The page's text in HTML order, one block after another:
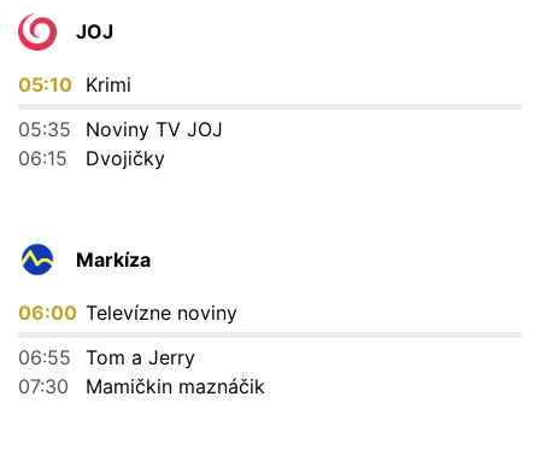
JOJ
05:10 Krimi
05:35
Noviny TV JOJ
06:15
Dvojičky
Markíza
06:00 Televízne noviny
06:55
Tom a Jerry
07:30
Mamičkin maznáčik